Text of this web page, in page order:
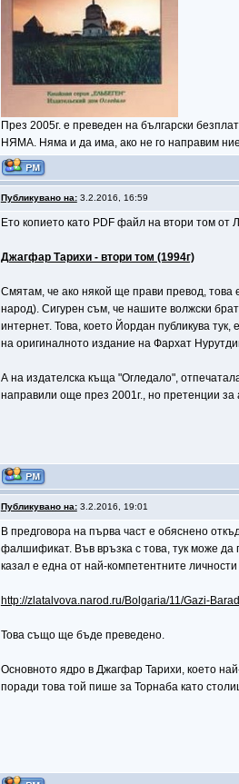
През 2005г. e преведен на български
НЯМА. Няма и да има, ако не го направим
Публикувано на:3.2.2016, 16:59
Ето копието като PDF файл на втори том от
Джагфар Тарихи - втори том (1994г)
Смятам, че ако някой ще прави превод, това
народ). Сигурен съм, че нашите волжски
интернет. Това, което Йордан публикува тук,
на оригиналното издание на Фархат
А на издателска къща "Огледало",
направили още през 2001г., но претенции
Публикувано на:3.2.2016, 19:01
В предговора на първа част е обяснено
фалшификат. Във връзка с това, тук може да
казал е една от най-компетентните
http://zlatalvova.narod.ru/Bolgaria/11/Gazi-
Това също ще бъде преведено.
Основното ядро в Джагфар Тарихи, което
поради това той пише за Торнаба като